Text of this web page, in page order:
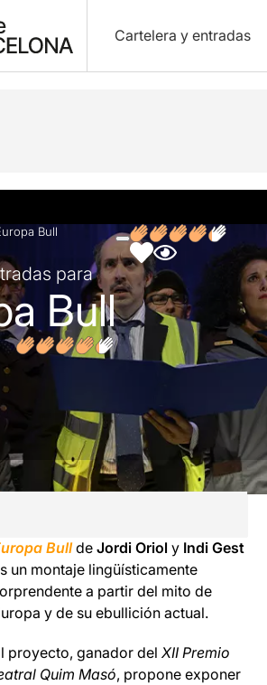
Cartelera y entradas
Ficha artística Fotos y vídeos
Bull
para
Bull
BulldeJordi Oriol y Indi Gest
un montaje lingüísticamente
a partir del mito de
y de su ebullición actual.
proyecto, ganador delXII Premio
Quim Masó, propone exponer